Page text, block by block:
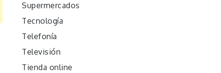
Supermercados
Tecnología
Telefonía
Televisión
Tienda online